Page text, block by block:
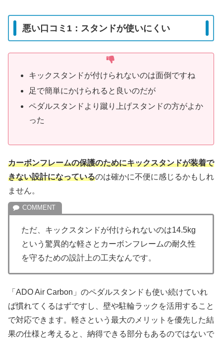
悪い口コミ1：スタンドが使いにくい
キックスタンドが付けられないのは面倒ですね
足で簡単にかけられると良いのだが
ペダルスタンドより蹴り上げスタンドの方がよか
った
カーボンフレームの保護のためにキックスタンドが装着で
きない設計になっているのは確かに不便に感じるかもしれ
ません。
ただ、キックスタンドが付けられないのは14.5kg
という驚異的な軽さとカーボンフレームの耐久性
を守るための設計上の工夫なんです。
「ADO Air Carbon」のペダルスタンドも使い続けていれ
ば慣れてくるはずですし、壁や駐輪ラックを活用すること
で対応できます。軽さという最大のメリットを優先した結
果の仕様と考えると、納得できる部分もあるのではないで